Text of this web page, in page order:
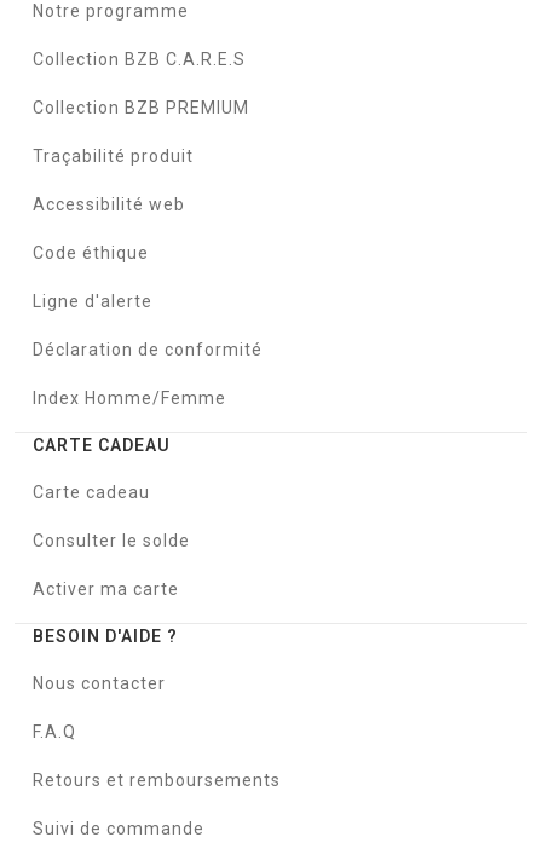
Notre programme
Collection BZB C.A.R.E.S
Collection BZB PREMIUM
Traçabilité produit
Accessibilité web
Code éthique
Ligne d'alerte
Déclaration de conformité
Index Homme/Femme
CARTE CADEAU
Carte cadeau
Consulter le solde
Activer ma carte
BESOIN D'AIDE ?
Nous contacter
F.A.Q
Retours et remboursements
Suivi de commande